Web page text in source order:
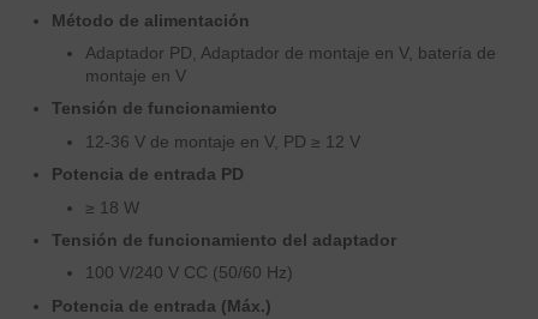
Método de alimentación
Adaptador PD, Adaptador de montaje en V, batería de
montaje en V
Tensión de funcionamiento
12-36 V de montaje en V, PD ≥ 12 V
Potencia de entrada PD
≥ 18 W
Tensión de funcionamiento del adaptador
100 V/240 V CC (50/60 Hz)
Potencia de entrada (Máx.)